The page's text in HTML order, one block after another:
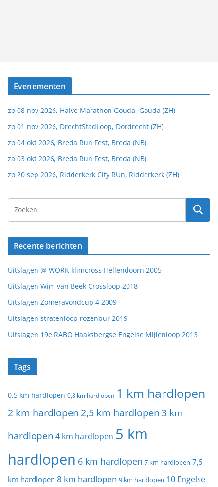
Evenementen
zo 08 nov 2026, Halve Marathon Gouda, Gouda (ZH)
zo 01 nov 2026, DrechtStadLoop, Dordrecht (ZH)
zo 04 okt 2026, Breda Run Fest, Breda (NB)
za 03 okt 2026, Breda Run Fest, Breda (NB)
zo 20 sep 2026, Ridderkerk City RUn, Ridderkerk (ZH)
Recente berichten
Uitslagen @ WORK klimcross Hellendoorn 2005
Uitslagen Wim van Beek Crossloop 2018
Uitslagen Zomeravondcup 4 2009
Uitslagen stratenloop rozenbur 2019
Uitslagen 19e RABO Haaksbergse Engelse Mijlenloop 2013
Tags
0,5 km hardlopen 0,8 km hardlopen 1 km hardlopen
2 km hardlopen 2,5 km hardlopen 3 km
hardlopen 4 km hardlopen 5 km
hardlopen 6 km hardlopen 7 km hardlopen 7,5
km hardlopen 8 km hardlopen 9 km hardlopen 10 Engelse